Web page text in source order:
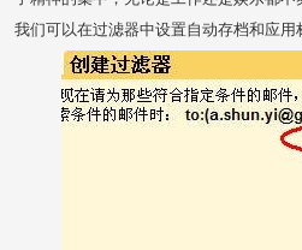
我们可以在过滤器中设置自动存档和应用